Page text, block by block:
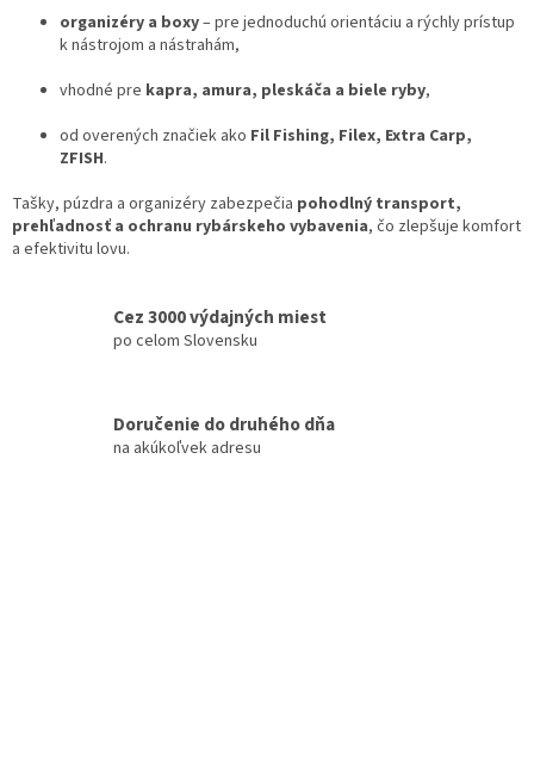
organizéry a boxy– pre jednoduchú orientáciu a rýchly prístup
k nástrojom a nástrahám,
vhodné pre kapra, amura, pleskáča a biele ryby,
od overených značiek ako Fil Fishing, Filex, Extra Carp,
ZFISH.
Tašky, púzdra a organizéry zabezpečia pohodlný transport,
prehľadnosť a ochranu rybárskeho vybavenia, čo zlepšuje komfort
a efektivitu lovu.
Cez 3000 výdajných miest
po celom Slovensku
Doručenie do druhého dňa
na akúkoľvek adresu